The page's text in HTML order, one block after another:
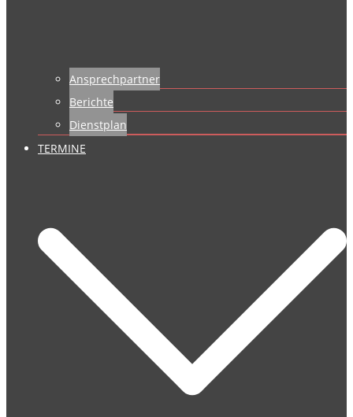
Ansprechpartner
Berichte
Dienstplan
TERMINE